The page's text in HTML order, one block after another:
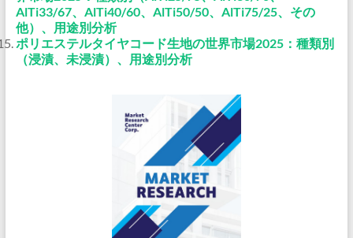
AlTi33/67、AlTi40/60、AlTi50/50、AlTi75/25、その
他）、用途別分析
ポリエステルタイヤコード生地の世界市場2025：種類別
（浸漬、未浸漬）、用途別分析